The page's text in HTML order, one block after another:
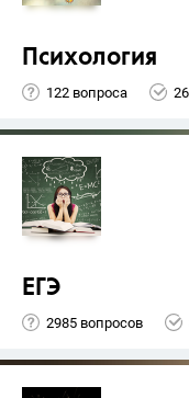
Психология
122 вопроса
ЕГЭ
2985 вопросов